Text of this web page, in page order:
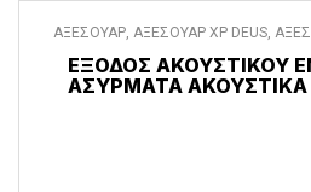
ΑΞΕΣΟΥΑΡ, ΑΞΕΣΟΥΑΡ XP DEUS,
ΕΞΟΔΟΣ ΑΚΟΥΣΤΙΚΟΥ
ΑΣΥΡΜΑΤΑ ΑΚΟΥΣΤΙΚΑ